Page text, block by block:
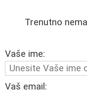
Trenutno
Vaše ime:
Vaš email: